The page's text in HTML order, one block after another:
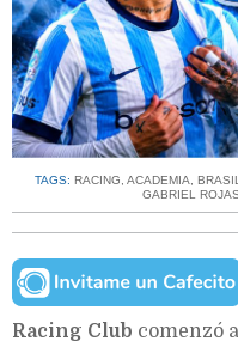
TAGS: RACING, ACADEMIA,
GABRIEL ROJAS
Racing Club comenzó